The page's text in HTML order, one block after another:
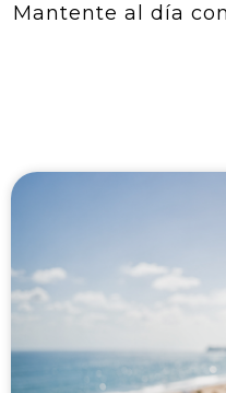
Mantente al día